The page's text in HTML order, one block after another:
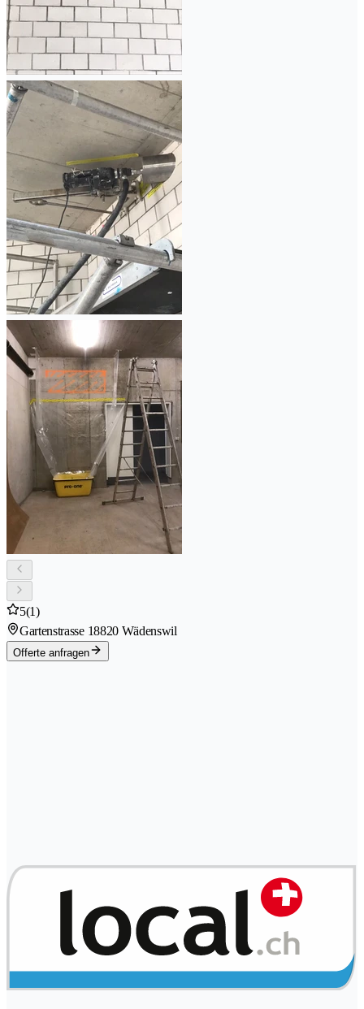
5(1)
Gartenstrasse 18820 Wädenswil
Offerte anfragen